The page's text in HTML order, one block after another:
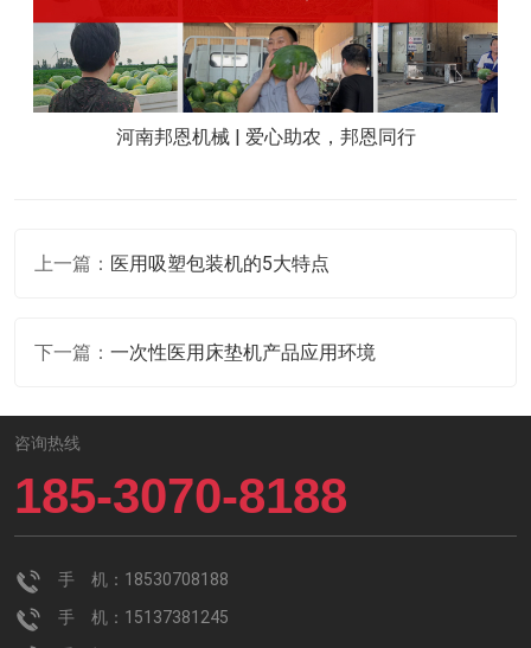
河南邦恩机械 | 爱心助农，邦恩同行
上一篇： 医用吸塑包装机的5大特点
下一篇： 一次性医用床垫机产品应用环境
咨询热线
185-3070-8188
手 机：18530708188
手 机：15137381245